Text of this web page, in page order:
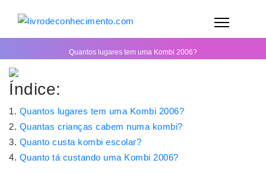
Quantos lugares tem uma Kombi 2006?
Índice:
Quantos lugares tem uma Kombi 2006?
Quantas crianças cabem numa kombi?
Quanto custa kombi escolar?
Quanto tá custando uma Kombi 2006?